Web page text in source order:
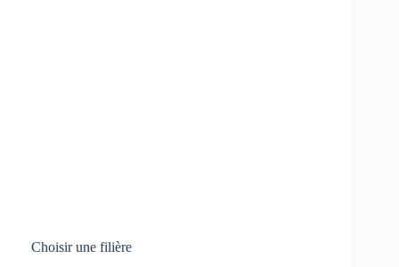
Choisir une filière